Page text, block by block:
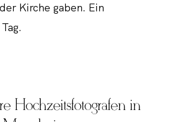
Kirche gaben. Ein
Hochzeitsfotografen in